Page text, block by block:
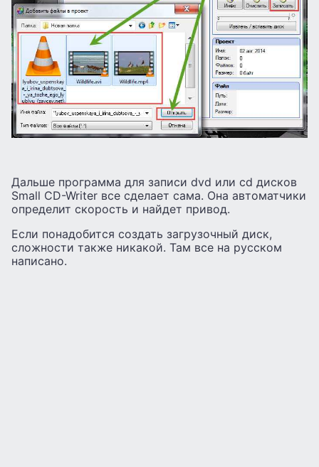
Дальше программа для записи dvd или cd дисков
Small CD-Writer все сделает сама. Она автоматчики
определит скорость и найдет привод.
Если понадобится создать загрузочный диск,
сложности также никакой. Там все на русском
написано.